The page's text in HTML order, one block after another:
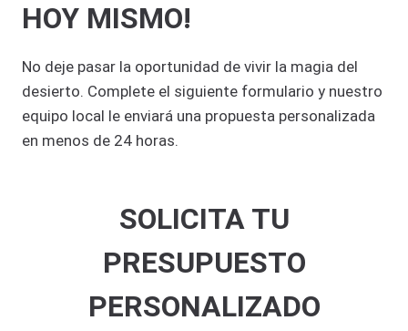
HOY MISMO!
No deje pasar la oportunidad de vivir la magia del
desierto. Complete el siguiente formulario y nuestro
equipo local le enviará una propuesta personalizada
en menos de 24 horas.
SOLICITA TU
PRESUPUESTO
PERSONALIZADO